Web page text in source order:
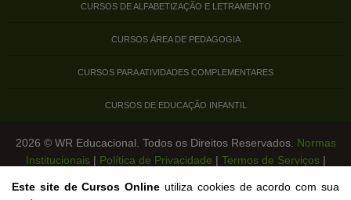
CURSOS DE ALFABETIZAÇÃO E LETRAMENTO
CURSOS ÁREA DE PEDAGOGIA
CURSOS PARA ATIVIDADES COMPLEMENTARES
CURSOS DE EDUCAÇÃO INFANTIL
2026 © WR Educacional. Todos os Direitos Reservados. Normas
Institucionais| Política de Privacidade | Termos de Serviços|
Este site de Cursos Online utiliza cookies de acordo com sua